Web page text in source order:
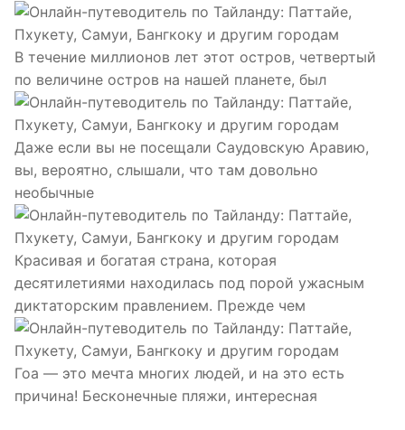
В течение миллионов лет этот остров, четвертый
по величине остров на нашей планете, был
Даже если вы не посещали Саудовскую Аравию,
вы, вероятно, слышали, что там довольно
необычные
Красивая и богатая страна, которая
десятилетиями находилась под порой ужасным
диктаторским правлением. Прежде чем
Гоа — это мечта многих людей, и на это есть
причина! Бесконечные пляжи, интересная